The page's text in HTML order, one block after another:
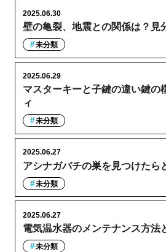
壁の亀裂、地震との関係は？見
2025.06.30
未分類
マスターキーと子鍵の違い鍵の
ィ
2025.06.29
未分類
アシナガバチの巣を見つけたら
2025.06.27
未分類
電気温水器のメンテナンス方法
2025.06.27
未分類